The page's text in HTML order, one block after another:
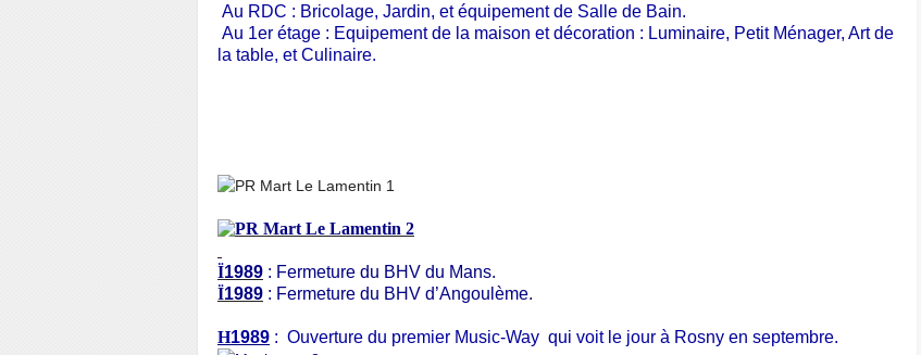
Au RDC : Bricolage, Jardin, et équipement de Salle de Bain.
Au 1er étage : Equipement de la maison et décoration : Luminaire, Petit Ménager, Art de
la table, et Culinaire.
Ï1989 : Fermeture du BHV du Mans.
Ï1989 : Fermeture du BHV d’Angoulème.
H1989 : Ouverture du premier Music-Way qui voit le jour à Rosny en septembre.